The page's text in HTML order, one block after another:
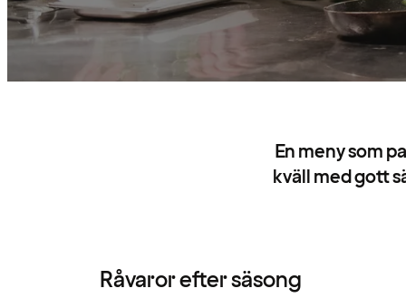
En meny som
kväll med gott
Råvaror efter säsong